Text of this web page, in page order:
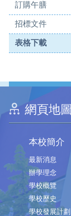
訂購午膳
招標文件
表格下載
網頁地圖
本校簡介
最新消息
辦學理念
學校概覽
學校歷史
學校發展計劃